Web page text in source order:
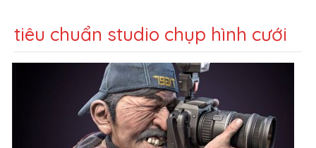
tiêu chuẩn studio chụp hình cưới